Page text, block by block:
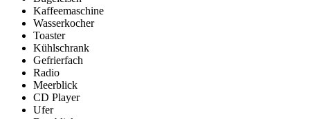
Kaffeemaschine
Wasserkocher
Toaster
Kühlschrank
Gefrierfach
Radio
Meerblick
CD Player
Ufer